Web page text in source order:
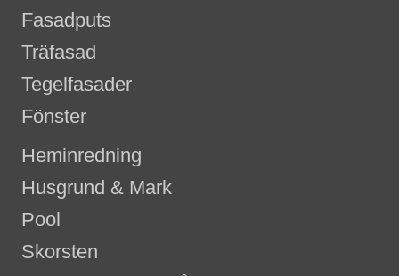
Fasadputs
Träfasad
Tegelfasader
Fönster
Heminredning
Husgrund & Mark
Pool
Skorsten